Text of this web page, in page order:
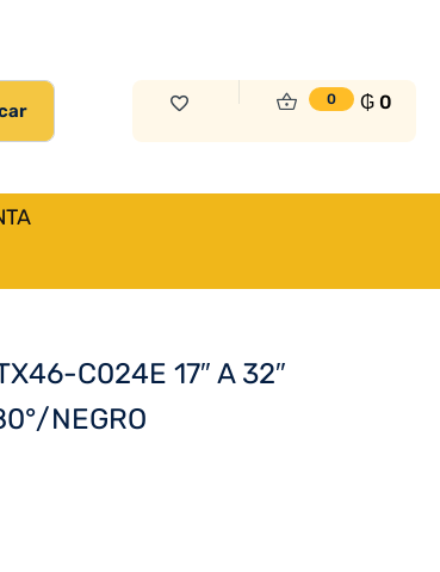
0 ₲0
C024E 17″ A 32″
NEGRO